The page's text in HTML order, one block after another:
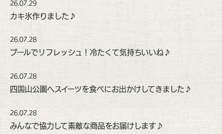
26.07.29
カキ氷作りました♪
26.07.28
プールでリフレッシュ！冷たくて気持ちいいね♪
26.07.28
四国山公園へスイーツを食べにお出かけしてきました♪
26.07.28
みんなで協力して素敵な商品をお届けします♪